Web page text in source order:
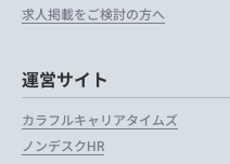
求人掲載をご検討の方へ
運営サイト
カラフルキャリアタイムズ
ノンデスクHR